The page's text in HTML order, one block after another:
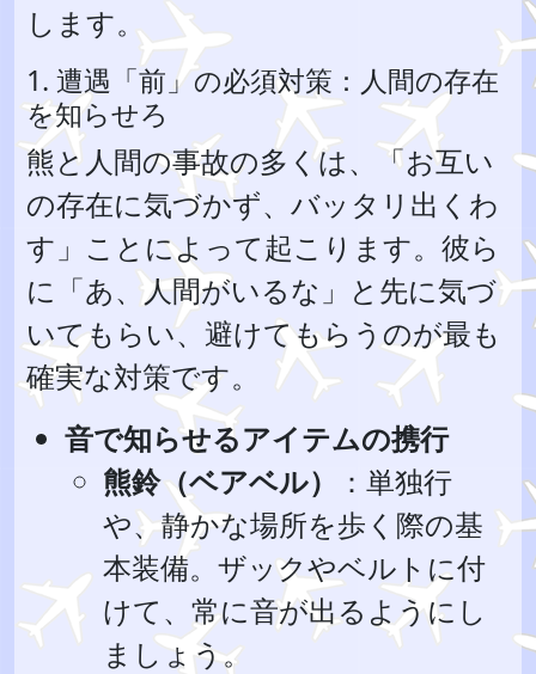
します。
1. 遭遇「前」の必須対策：人間の存在
を知らせろ
熊と人間の事故の多くは、「お互い
の存在に気づかず、バッタリ出くわ
す」ことによって起こります。彼ら
に「あ、人間がいるな」と先に気づ
いてもらい、避けてもらうのが最も
確実な対策です。
音で知らせるアイテムの携行
熊鈴（ベアベル）
：単独行
や、静かな場所を歩く際の基
本装備。ザックやベルトに付
けて、常に音が出るようにし
ましょう。